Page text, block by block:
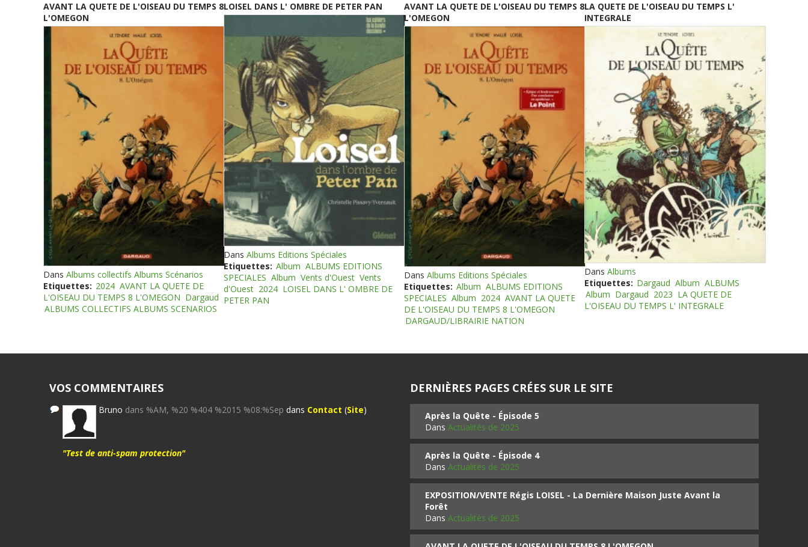
AVANT LA QUETE DE L'OISEAU DU TEMPS 8
L'OMEGON
Dans Albums collectifs Albums Scénarios
Etiquettes: 2024 AVANT LA QUETE DE
L'OISEAU DU TEMPS 8 L'OMEGON Dargaud
ALBUMS COLLECTIFS ALBUMS SCENARIOS
LOISEL DANS L' OMBRE DE PETER PAN
Dans Albums Editions Spéciales
Etiquettes: Album ALBUMS EDITIONS
SPECIALES Album Vents d'Ouest Vents
d'Ouest 2024 LOISEL DANS L' OMBRE DE
PETER PAN
AVANT LA QUETE DE L'OISEAU DU TEMPS 8
L'OMEGON
Dans Albums Editions Spéciales
Etiquettes: Album ALBUMS EDITIONS
SPECIALES Album 2024 AVANT LA QUETE
DE L'OISEAU DU TEMPS 8 L'OMEGON
DARGAUD/LIBRAIRIE NATION
LA QUETE DE L'OISEAU DU TEMPS L'
INTEGRALE
Dans Albums
Etiquettes: Dargaud Album ALBUMS
Album Dargaud 2023 LA QUETE DE
L'OISEAU DU TEMPS L' INTEGRALE
VOS COMMENTAIRES
Bruno dans %AM, %20 %404 %2015 %08:%Sep dans Contact (Site)
"Test de anti-spam protection"
DERNIÈRES PAGES CRÉES SUR LE SITE
Après la Quête - Épisode 5
Dans Actualités de 2025
Après la Quête - Épisode 4
Dans Actualités de 2025
EXPOSITION/VENTE Régis LOISEL - La Dernière Maison Juste Avant la
Forêt
Dans Actualités de 2025